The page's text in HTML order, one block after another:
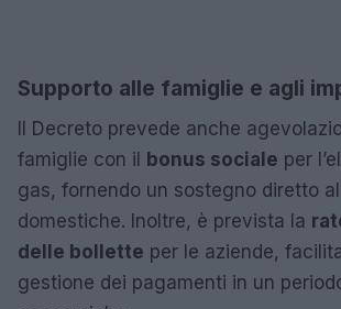
Supporto alle famiglie e agli
Il Decreto prevede anche
famiglie con il bonus sociale per
gas, fornendo un sostegno diretto
domestiche. Inoltre, è prevista la
delle bollette per le aziende,
gestione dei pagamenti in un